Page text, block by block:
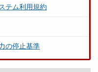
テム利用規約
の停止基準